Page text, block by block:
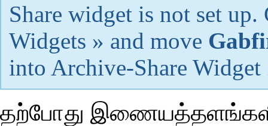
Share widget is not set
Widgets » and move
into Archive-Share Widget
தற்போது